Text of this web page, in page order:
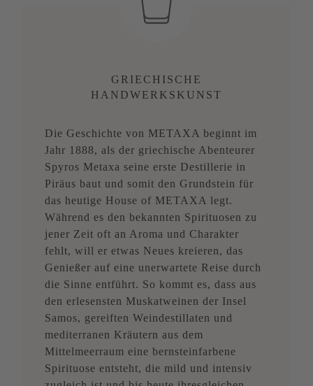
GRIECHISCHE
HANDWERKSKUNST
Die Geschichte von METAXA beginnt im
Jahr 1888, als der griechische Abenteurer
Spyros Metaxa seine erste Destillerie in
Piräus baut und somit den Grundstein für
das heutige House of METAXA legt.
Während es den bekannten Spirituosen zu
jener Zeit oft an Aroma und Charakter
fehlt, will er etwas Neues kreieren, das
Genießer auf eine unerwartete Reise durch
die Sinne entführt. So kommt es, dass aus
den erlesensten Muskatweinen der Insel
Samos, gereiften Weindestillaten und
mediterranen Kräutern aus dem
Mittelmeerraum eine bernsteinfarbene
Spirituose entsteht, die mild und intensiv